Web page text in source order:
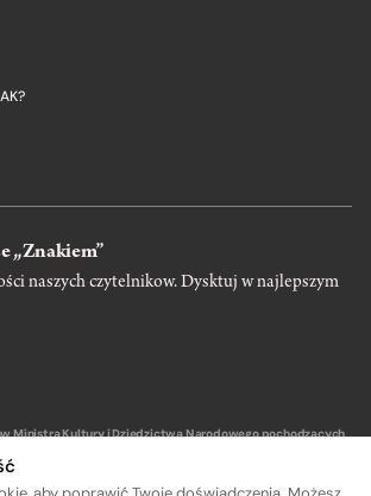
„Znakiem”
naszych czytelnikow. Dysktuj w najlepszym
Ministra Kultury i Dziedzictwa Narodowego pochodzących